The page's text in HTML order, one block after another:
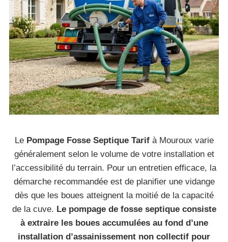
Le Pompage Fosse Septique Tarifà Mouroux varie
généralement selon le volume de votre installation et
l’accessibilité du terrain. Pour un entretien efficace, la
démarche recommandée est de planifier une vidange
dès que les boues atteignent la moitié de la capacité
de la cuve. Le pompage de fosse septique consiste
à extraire les boues accumulées au fond d’une
installation d’assainissement non collectif pour